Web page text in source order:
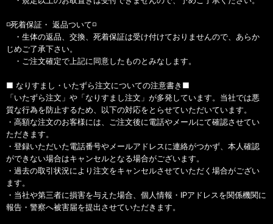
◽️死着保証・ 返品ついて◽️
・生体の返品、交換、死着保証は受け付けておりませんので、あらか
じめご了承下さい。
・ご注文確定で上記に同意したものとみなします。
■ なりすまし・いたずら注文についての注意書き■
「いたずら注文」や「なりすまし注文」が多発しています。当社では悪
質な行為を防止するため、以下の対応をとらせていただいています。
・高額な注文のお客様には、ご注文後に電話やメールにて確認させてい
ただきます。
・登録いただいた電話番号やメールアドレスに連絡がつかず、本人確認
ができない場合はキャンセルとなる場合がございます。
・過去の取引状況により注文をキャンセルさせていただく場合がござい
ます。
・当社や第三者に損害を与えた場合、個人情報・IPアドレスを関係機関に
報告・警察へ被害届を提出させていただきます。